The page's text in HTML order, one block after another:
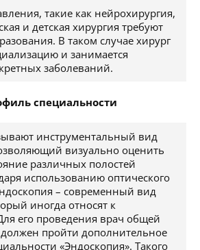
такие как нейрохирургия,
и детская хирургия требуют
В таком случае хирург
и занимается
заболеваний.
специальности
инструментальный вид
визуально оценить
различных полостей
использованию оптического
– современный вид
иногда относят к
его проведения врач общей
пройти дополнительное
«Эндоскопия». Такого